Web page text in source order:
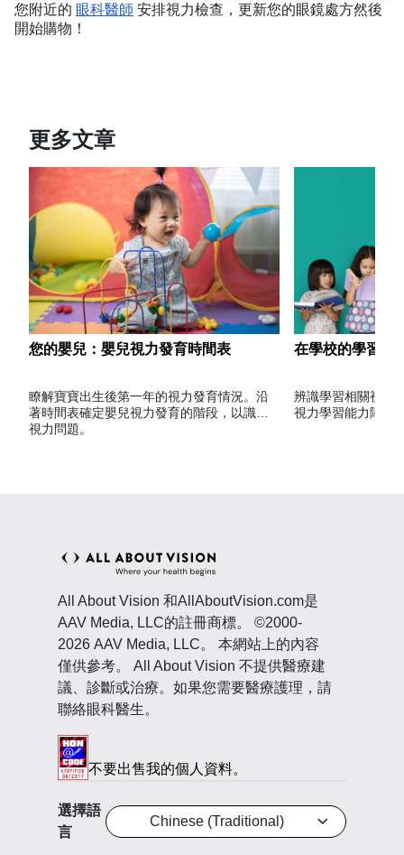
您附近的 眼科醫師 安排視力檢查，更新您的眼鏡處方然後
開始購物！
更多文章
您的嬰兒：嬰兒視力發育時間表
瞭解寶寶出生後第一年的視力發育情況。沿
著時間表確定嬰兒視力發育的階段，以識別
視力問題。
在學校的學習相
辨識學習相關視力
視力學習能力障礙
All About Vision 和AllAboutVision.com是
AAV Media, LLC的註冊商標。 ©2000-
2026 AAV Media, LLC。 本網站上的內容
僅供參考。 All About Vision 不提供醫療建
議、診斷或治療。如果您需要醫療護理，請
聯絡眼科醫生。
不要出售我的個人資料。
選擇語
言
Chinese (Traditional)